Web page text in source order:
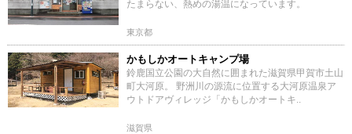
たまらない、熱めの湯温になっています。
東京都
かもしかオートキャンプ場
鈴鹿国立公園の大自然に囲まれた滋賀県甲賀市土山
町大河原。 野洲川の源流に位置する大河原温泉ア
ウトドアヴィレッジ「かもしかオートキ..
滋賀県